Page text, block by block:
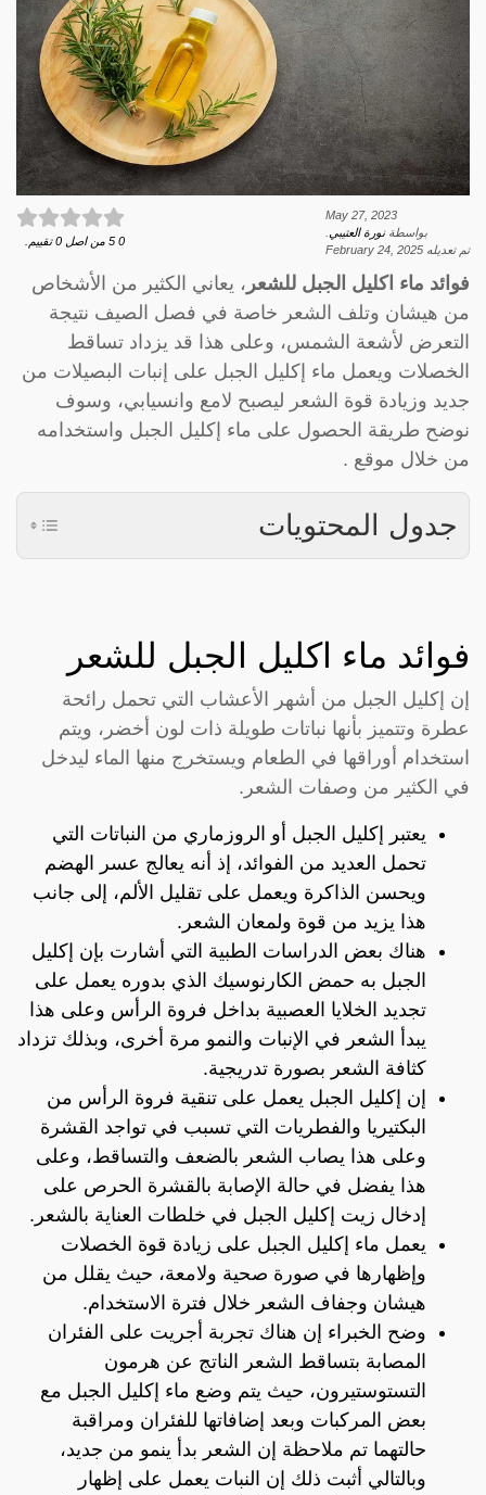
May 27, 2023
بواسطةنورة العتيبي
تم تعديله February 24, 2025
0
5 من اصل 0 تقييم.
فوائد ماء اكليل الجبل للشعر ، يعاني الكثير من الأشخاص
من هيشان وتلف الشعر خاصة في فصل الصيف نتيجة
التعرض لأشعة الشمس، وعلى هذا قد يزداد تساقط
الخصلات ويعمل ماء إكليل الجبل على إنبات البصيلات من
جديد وزيادة قوة الشعر ليصبح لامع وانسيابي، وسوف
نوضح طريقة الحصول على ماء إكليل الجبل واستخدامه
من خلال موقع .
جدول المحتويات
فوائد ماء اكليل الجبل للشعر
إن إكليل الجبل من أشهر الأعشاب التي تحمل رائحة
عطرة وتتميز بأنها نباتات طويلة ذات لون أخضر، ويتم
استخدام أوراقها في الطعام ويستخرج منها الماء ليدخل
في الكثير من وصفات الشعر.
يعتبر إكليل الجبل أو الروزماري من النباتات التي
تحمل العديد من الفوائد، إذ أنه يعالج عسر الهضم
ويحسن الذاكرة ويعمل على تقليل الألم، إلى جانب
هذا يزيد من قوة ولمعان الشعر.
هناك بعض الدراسات الطبية التي أشارت بإن إكليل
الجبل به حمض الكارنوسيك الذي بدوره يعمل على
تجديد الخلايا العصبية بداخل فروة الرأس وعلى هذا
يبدأ الشعر في الإنبات والنمو مرة أخرى، وبذلك تزداد
كثافة الشعر بصورة تدريجية.
إن إكليل الجبل يعمل على تنقية فروة الرأس من
البكتيريا والفطريات التي تسبب في تواجد القشرة
وعلى هذا يصاب الشعر بالضعف والتساقط، وعلى
هذا يفضل في حالة الإصابة بالقشرة الحرص على
إدخال زيت إكليل الجبل في خلطات العناية بالشعر.
يعمل ماء إكليل الجبل على زيادة قوة الخصلات
وإظهارها في صورة صحية ولامعة، حيث يقلل من
هيشان وجفاف الشعر خلال فترة الاستخدام.
وضح الخبراء إن هناك تجربة أجريت على الفئران
المصابة بتساقط الشعر الناتج عن هرمون
التستوستيرون، حيث يتم وضع ماء إكليل الجبل مع
بعض المركبات وبعد إضافاتها للفئران ومراقبة
حالتهما تم ملاحظة إن الشعر بدأ ينمو من جديد،
وبالتالي أثبت ذلك إن النبات يعمل على إظهار